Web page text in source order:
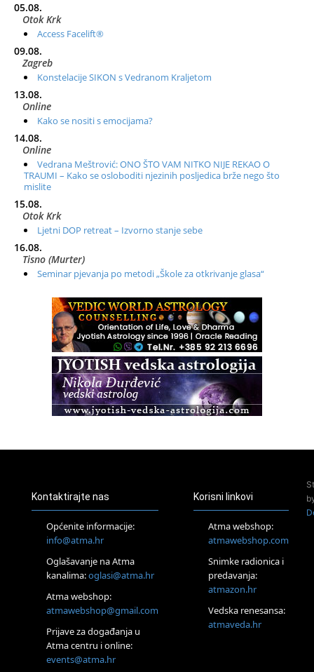
05.08.
Otok Krk
Access Facelift®
09.08.
Zagreb
Konstelacije SIKON s Vedranom Kraljetom
13.08.
Online
Kako se nositi s emocijama?
14.08.
Online
Vedrana Meštrović: ONO ŠTO VAM NITKO NIJE REKAO O
TRAUMI – Kako se osloboditi njezinih posljedica brže nego što
mislite
15.08.
Otok Krk
Ljetni DOP retreat – Izvorno stanje sebe
16.08.
Tisno (Murter)
Seminar pjevanja po metodi „Škole za otkrivanje glasa“
Radionica: Pomagači iz drugih dimenzija Online – otvoreno za
Zagreb+Online
Osnovni ThetaHealing® tečaj, Zagreb i Online
Access BARS®, otpusti stres
Pjesma srca / Zagreb
Tečaj Višeg Vodstva, razvijanja intuicije i Akaša zapisa
Online
Postanite Nositelj Vibracije Nove Zemlje
Visoko
Alemka Dauskardt – Jednodnevna radionica sistemskih
konstelacija
Zagreb
Kontaktirajte nas
Općenite informacije:
info@atma.hr
Oglašavanje na Atma
kanalima:oglasi@atma.hr
Atma webshop:
atmawebshop@gmail.com
Prijave za događanja u
Atma centru i online:
events@atma.hr
Korisni linkovi
Atma webshop:
atmawebshop.com
Snimke radionica i
predavanja:
atmazon.hr
Vedska renesansa:
atmaveda.hr